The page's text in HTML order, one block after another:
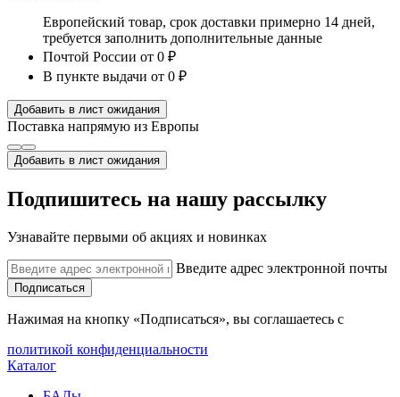
Европейский товар, срок доставки примерно 14 дней,
требуется заполнить дополнительные данные
Почтой России от 0 ₽
В пункте выдачи от 0 ₽
Добавить в лист ожидания
Поставка напрямую из Европы
Добавить в лист ожидания
Подпишитесь на нашу рассылку
Узнавайте первыми об акциях и новинках
Введите адрес электронной почты
Подписаться
Нажимая на кнопку «Подписаться», вы соглашаетесь с
политикой конфиденциальности
Каталог